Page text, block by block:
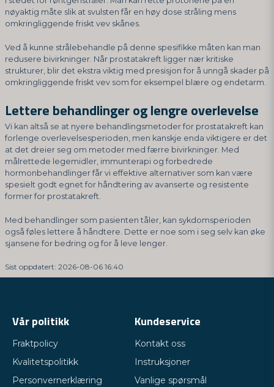
nøyaktig måte slik at svulsten får en høy dose stråling mens
omkringliggende friskt vev skånes.
Ved å kunne strålebehandle på denne spesifikke måten kan man
redusere bivirkninger. Når prostatakreft ligger nær kritiske
strukturer, blir det ekstra viktig med presisjon for å unngå skader på
omkringliggende friskt vev som for eksempel blære og endetarm.
Lettere behandlinger og lengre overlevelse
Vi kan altså se at nyere behandlingsmetoder for prostatakreft kan
forlenge overlevelsesperioden, men kanskje enda viktigere er det
at det dreier seg om metoder med færre bivirkninger. Med
målrettede legemidler, immunterapi og forbedrede
hormonbehandlinger får vi effektive alternativer som kan være
spesielt godt egnet for håndtering av avanserte og resistente
former for prostatakreft.
Med behandlinger som pasienten tåler, kan sykdomsperioden
også føles lettere å håndtere. Dette er noe som i seg selv kan øke
sjansene for bedring og for å leve lenger.
Sist oppdatert: 2026-08-06 16:40
Vår politikk
Fraktpolicy
Kvalitetspolitikk
Personvernerklæring
Kundeservice
Kontakt oss
Instruksjoner
Vanlige spørsmål